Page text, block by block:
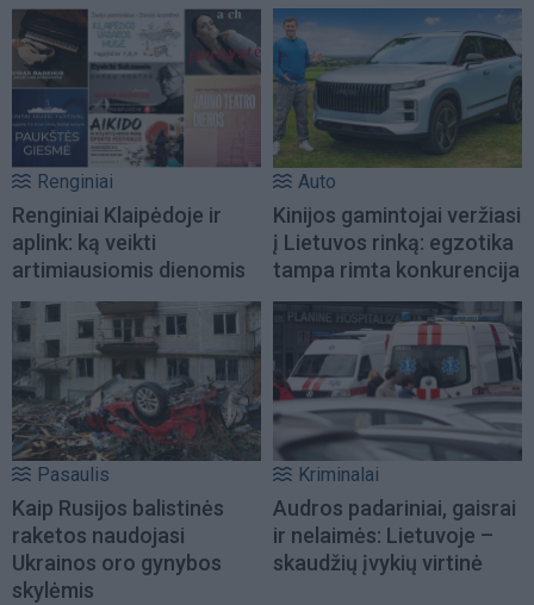
Renginiai
Renginiai Klaipėdoje ir
aplink: ką veikti
artimiausiomis dienomis
Auto
Kinijos gamintojai veržiasi
į Lietuvos rinką: egzotika
tampa rimta konkurencija
Pasaulis
Kaip Rusijos balistinės
raketos naudojasi
Ukrainos oro gynybos
skylėmis
Kriminalai
Audros padariniai, gaisrai
ir nelaimės: Lietuvoje –
skaudžių įvykių virtinė